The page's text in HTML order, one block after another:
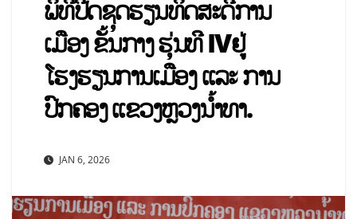
ພິທີປີດ​ຊຸດ​ຮຽນ​ທິດ​ສະ​ດີກາ​ນ​
ເມືອງ ຂັ້ນກາງ ຮຸ່ນທີ IVຢູ່
ໂຮງຮຽນການເມືອງ ແລະ ການ
ປົກຄອງ ແຂວງຫຼວງນໍ້າທາ.
JAN 6, 2026